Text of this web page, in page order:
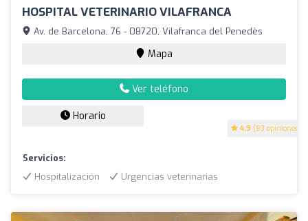
HOSPITAL VETERINARIO VILAFRANCA
4.9 (93 opiniones)
Av. de Barcelona, 76 - 08720, Vilafranca del Penedès
Mapa
Ver teléfono
Horario
Servicios:
Hospitalización
Urgencias veterinarias